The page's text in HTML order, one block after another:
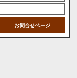
お問合せページ